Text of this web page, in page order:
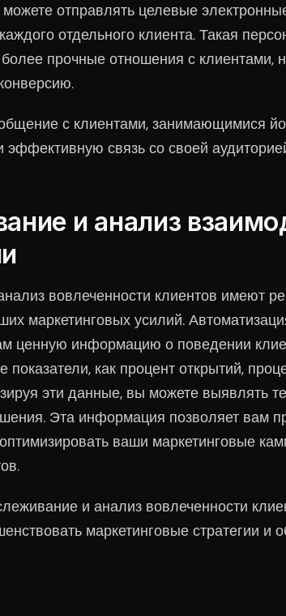
отправлять целевые
отдельного клиента. Такая
более прочные отношения с
с клиентами, занимающимися
эффективную связь со своей
и анализ
вовлеченности клиентов имеют
маркетинговых усилий.
ценную информацию о поведении
показатели, как процент открытий,
эти данные, вы можете выявлять
Эта информация позволяет вам
ваши маркетинговые
и анализ вовлеченности
маркетинговые стратегии и